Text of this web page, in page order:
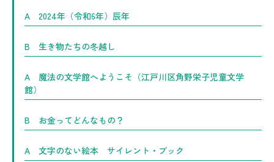
A 2024年（令和6年）辰年
B 生き物たちの冬越し
A 魔法の文学館へようこそ（江戸川区角野栄子児童文学
館）
B お金ってどんなもの？
A 文字のない絵本 サイレント・ブック